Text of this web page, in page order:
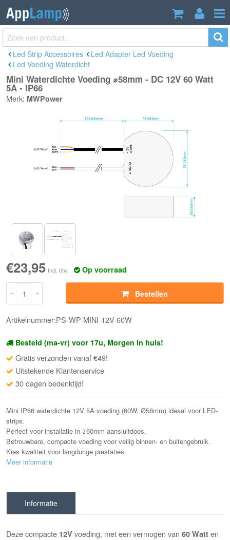
Mini Waterdichte Voeding ⌀58mm - DC
12V 60 Watt 5A - IP66
€23,95
Led Strip Accessoires
Led Adapter Led Voeding
Led Voeding Waterdicht
Mini Waterdichte Voeding ⌀58mm - DC 12V 60 Watt
5A - IP66
Merk: MWPower
€23,95 Incl. btw Op voorraad
Bestellen
Artikelnummer:PS-WP-MINI-12V-60W
Besteld (ma-vr) voor 17u, Morgen in huis!
Gratis verzonden vanaf €49!
Uitstekende Klantenservice
30 dagen bedenktijd!
Mini IP66 waterdichte 12V 5A voeding (60W, Ø58mm) ideaal voor LED-
strips.
Perfect voor installatie in ≥60mm aansluitdoos.
Betrouwbare, compacte voeding voor veilig binnen- en buitengebruik.
Kies kwaliteit voor langdurige prestaties.
Meer informatie
Informatie
Deze compacte 12V voeding, met een vermogen van60 Watt en